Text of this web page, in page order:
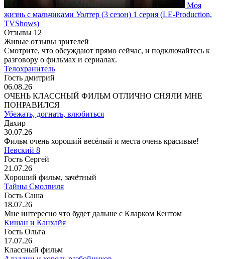
Моя
жизнь с мальчиками Уолтер (3 сезон) 1 серия (LE-Production,
TVShows)
Отзывы 12
Живые отзывы зрителей
Смотрите, что обсуждают прямо сейчас, и подключайтесь к
разговору о фильмах и сериалах.
Телохранитель
Гость дмитрий
06.08.26
ОЧЕНЬ КЛАССНЫЙ ФИЛЬМ ОТЛИЧНО СНЯЛИ МНЕ
ПОНРАВИЛСЯ
Убежать, догнать, влюбиться
Дахир
30.07.26
Фильм очень хороший весёлый и места очень красивые!
Невский 8
Гость Сергей
21.07.26
Хороший фильм, зачётный
Тайны Смолвиля
Гость Саша
18.07.26
Мне интересно что будет дальше с Кларком Кентом
Кишан и Канхайя
Гость Ольга
17.07.26
Классный фильм